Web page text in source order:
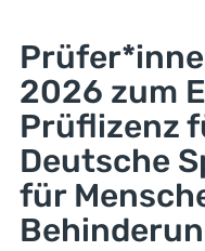
2026 zum
Prüflizenz
Deutsche
für